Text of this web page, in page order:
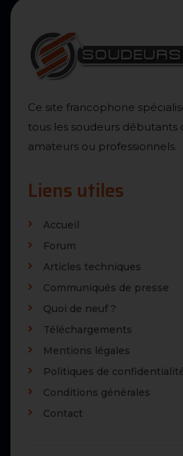
Ce site francophone
tous les soudeurs débutants
amateurs ou professionnels.
Liens utiles
Accueil
Forum
Articles techniques
Communiqués de presse
Quoi de neuf ?
Téléchargements
Mentions légales
Politiques de
Conditions générales
Contact